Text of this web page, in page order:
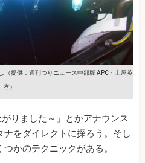
（提供：週刊つりニュース中部版 APC・土屋英
孝）
りました～」とかアナウンス
をダイレクトに探ろう。そし
かのテクニックがある。